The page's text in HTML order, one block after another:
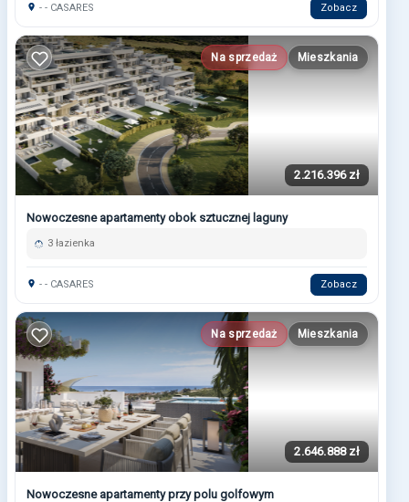
- - CASARES Zobacz
Na sprzedaż Mieszkania
2.216.396 zł
Nowoczesne apartamenty obok sztucznej laguny
3 łazienka
- - CASARES Zobacz
Na sprzedaż Mieszkania
2.646.888 zł
Nowoczesne apartamenty przy polu golfowym